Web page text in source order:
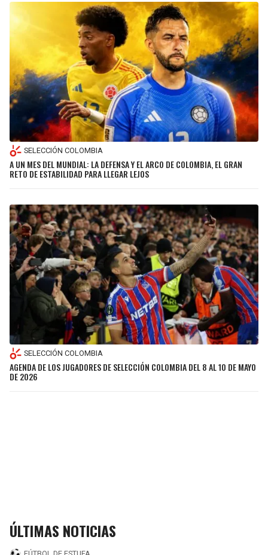
SELECCIÓN COLOMBIA
A UN MES DEL MUNDIAL: LA DEFENSA Y EL ARCO DE COLOMBIA, EL GRAN
RETO DE ESTABILIDAD PARA LLEGAR LEJOS
SELECCIÓN COLOMBIA
AGENDA DE LOS JUGADORES DE SELECCIÓN COLOMBIA DEL 8 AL 10 DE MAYO
DE 2026
ÚLTIMAS NOTICIAS